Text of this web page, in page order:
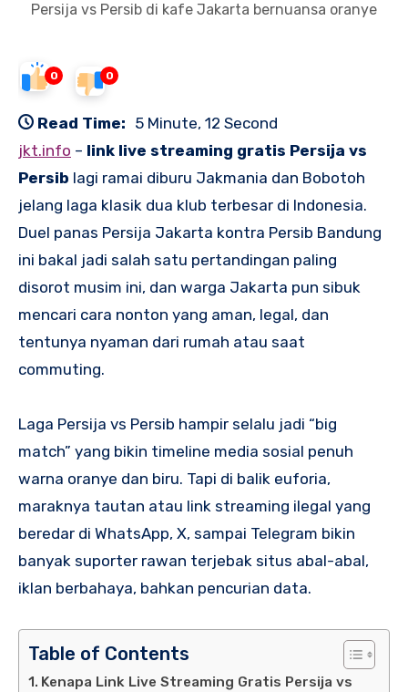
Persija vs Persib di kafe Jakarta bernuansa oranye
0 0
Read Time: 5 Minute, 12 Second
jkt.info – link live streaming gratis Persija vs
Persib lagi ramai diburu Jakmania dan Bobotoh
jelang laga klasik dua klub terbesar di Indonesia.
Duel panas Persija Jakarta kontra Persib Bandung
ini bakal jadi salah satu pertandingan paling
disorot musim ini, dan warga Jakarta pun sibuk
mencari cara nonton yang aman, legal, dan
tentunya nyaman dari rumah atau saat
commuting.
Laga Persija vs Persib hampir selalu jadi “big
match” yang bikin timeline media sosial penuh
warna oranye dan biru. Tapi di balik euforia,
maraknya tautan atau link streaming ilegal yang
beredar di WhatsApp, X, sampai Telegram bikin
banyak suporter rawan terjebak situs abal-abal,
iklan berbahaya, bahkan pencurian data.
Table of Contents
Kenapa Link Live Streaming Gratis Persija vs